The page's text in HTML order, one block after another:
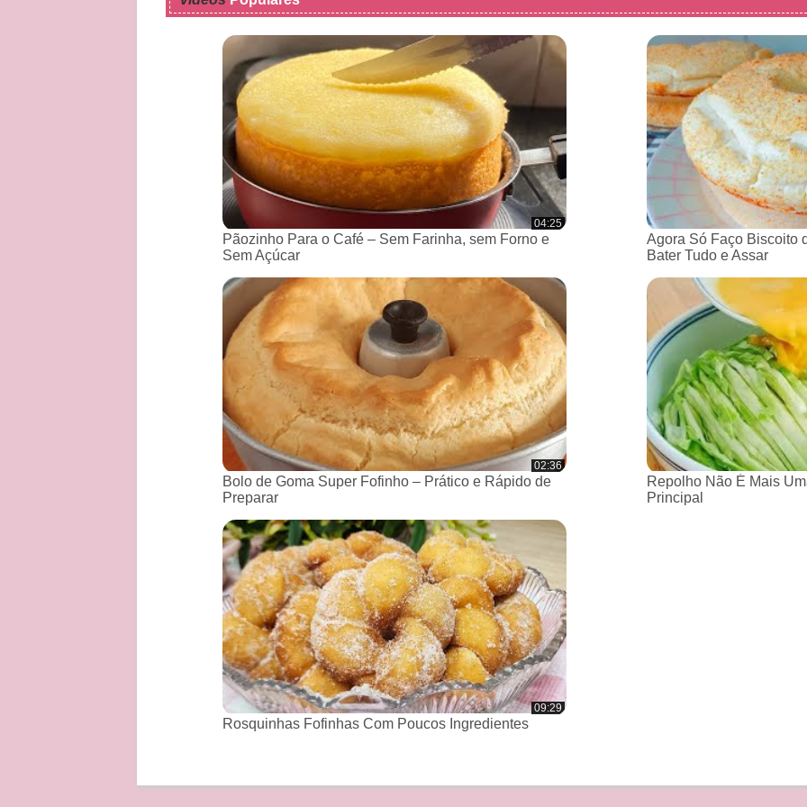
04:25
Pãozinho Para o Café – Sem Farinha, sem Forno e
Sem Açúcar
Agora Só Faço Biscoito
Bater Tudo e Assar
02:36
Bolo de Goma Super Fofinho – Prático e Rápido de
Preparar
Repolho Não É Mais
Principal
09:29
Rosquinhas Fofinhas Com Poucos Ingredientes